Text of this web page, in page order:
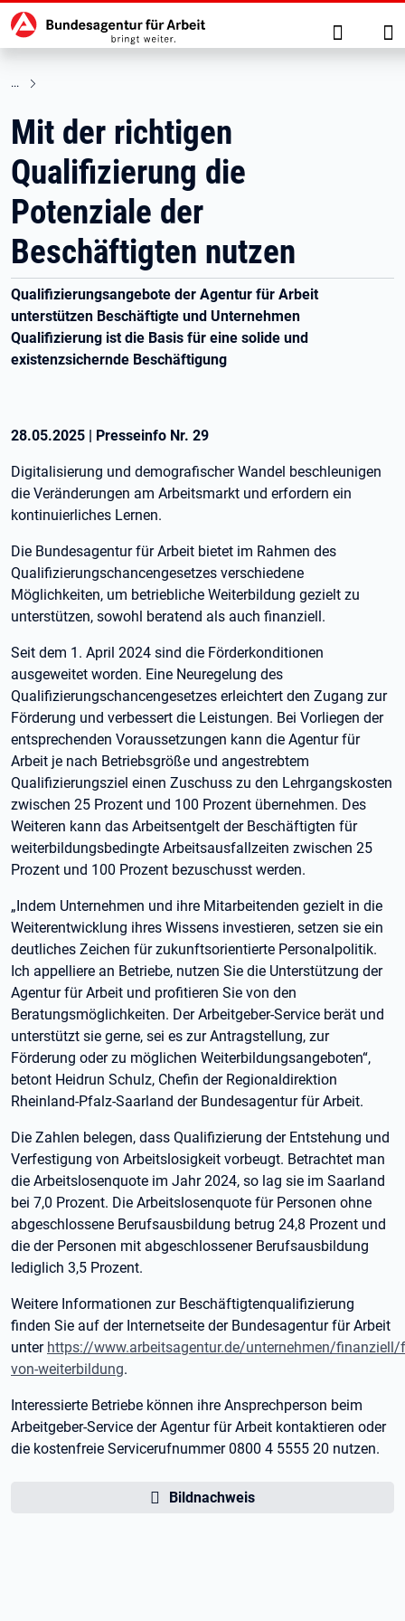
zu den Hauptinhalten springen
Hauptnavigation Suche
Mit der richtigen
Qualifizierung die
Potenziale der
Beschäftigten nutzen
Qualifizierungsangebote der Agentur für Arbeit
unterstützen Beschäftigte und Unternehmen
Qualifizierung ist die Basis für eine solide und
existenzsichernde Beschäftigung
28.05.2025 | Presseinfo Nr. 29
Digitalisierung und demografischer Wandel beschleunigen
die Veränderungen am Arbeitsmarkt und erfordern ein
kontinuierliches Lernen.
Die Bundesagentur für Arbeit bietet im Rahmen des
Qualifizierungschancengesetzes verschiedene
Möglichkeiten, um betriebliche Weiterbildung gezielt zu
unterstützen, sowohl beratend als auch finanziell.
Seit dem 1. April 2024 sind die Förderkonditionen
ausgeweitet worden. Eine Neuregelung des
Qualifizierungschancengesetzes erleichtert den Zugang zur
Förderung und verbessert die Leistungen. Bei Vorliegen der
entsprechenden Voraussetzungen kann die Agentur für
Arbeit je nach Betriebsgröße und angestrebtem
Qualifizierungsziel einen Zuschuss zu den Lehrgangskosten
zwischen 25 Prozent und 100 Prozent übernehmen. Des
Weiteren kann das Arbeitsentgelt der Beschäftigten für
weiterbildungsbedingte Arbeitsausfallzeiten zwischen 25
Prozent und 100 Prozent bezuschusst werden.
„Indem Unternehmen und ihre Mitarbeitenden gezielt in die
Weiterentwicklung ihres Wissens investieren, setzen sie ein
deutliches Zeichen für zukunftsorientierte Personalpolitik.
Ich appelliere an Betriebe, nutzen Sie die Unterstützung der
Agentur für Arbeit und profitieren Sie von den
Beratungsmöglichkeiten. Der Arbeitgeber-Service berät und
unterstützt sie gerne, sei es zur Antragstellung, zur
Förderung oder zu möglichen Weiterbildungsangeboten“,
betont Heidrun Schulz, Chefin der Regionaldirektion
Rheinland-Pfalz-Saarland der Bundesagentur für Arbeit.
Die Zahlen belegen, dass Qualifizierung der Entstehung und
Verfestigung von Arbeitslosigkeit vorbeugt. Betrachtet man
die Arbeitslosenquote im Jahr 2024, so lag sie im Saarland
bei 7,0 Prozent. Die Arbeitslosenquote für Personen ohne
abgeschlossene Berufsausbildung betrug 24,8 Prozent und
die der Personen mit abgeschlossener Berufsausbildung
lediglich 3,5 Prozent.
Weitere Informationen zur Beschäftigtenqualifizierung
finden Sie auf der Internetseite der Bundesagentur für Arbeit
unter https://www.arbeitsagentur.de/unternehmen/finanziell/
von-weiterbildung.
Interessierte Betriebe können ihre Ansprechperson beim
Arbeitgeber-Service der Agentur für Arbeit kontaktieren oder
die kostenfreie Servicerufnummer 0800 4 5555 20 nutzen.
Bildnachweis